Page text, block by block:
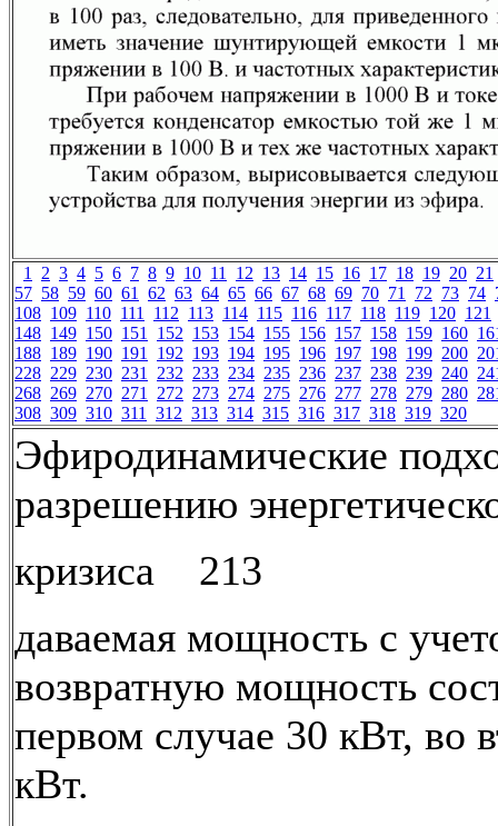
1 2 3 4 5 6 7 8 9 10 11 12 13 14 15 16 17 18 19 20 21
57 58 59 60 61 62 63 64 65 66 67 68 69 70 71 72 73 74
108 109 110 111 112 113 114 115 116 117 118 119 120 121
148 149 150 151 152 153 154 155 156 157 158 159 160
188 189 190 191 192 193 194 195 196 197 198 199 200
228 229 230 231 232 233 234 235 236 237 238 239 240
268 269 270 271 272 273 274 275 276 277 278 279 280
308 309 310 311 312 313 314 315 316 317 318 319 320
Эфиродинамические
разрешению
кризиса 213
даваемая мощность с
возвратную мощность
первом случае 30 кВт, во
кВт.